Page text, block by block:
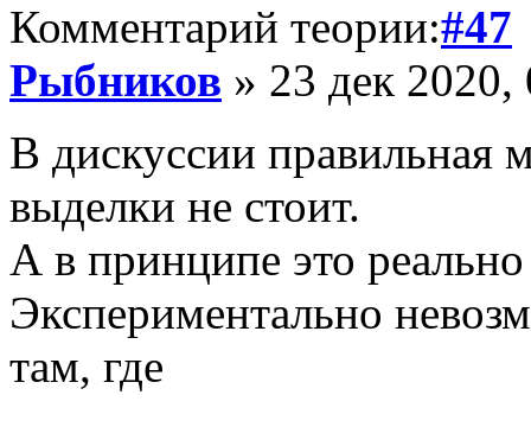
Комментарий теории:#47
Рыбников » 23 дек 2020,
В дискуссии правильная
выделки не стоит.
А в принципе это
Экспериментально
там, где